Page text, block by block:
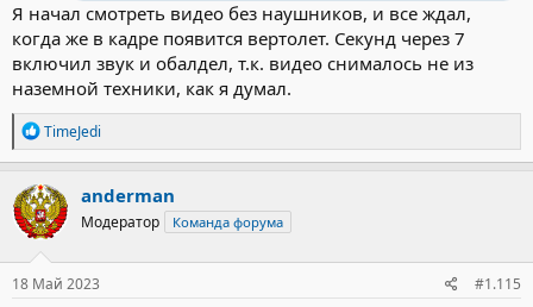
Я начал смотреть видео без наушников, и все ждал,
когда же в кадре появится вертолет. Секунд через 7
включил звук и обалдел, т.к. видео снималось не из
наземной техники, как я думал.
Р
е
а
к
ц
и
и
:
TimeJedi
anderman
Модератор Команда форума
18 Май 2023 #1.115